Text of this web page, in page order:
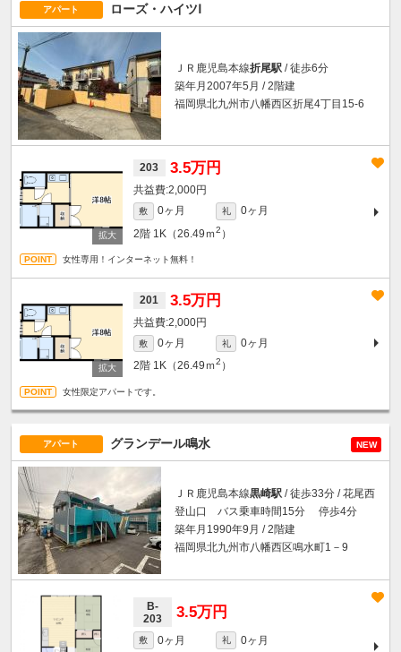
アパート ローズ・ハイツⅠ
ＪＲ鹿児島本線折尾駅 / 徒歩6分
築年月2007年5月 / 2階建
福岡県北九州市八幡西区折尾4丁目15-6
203 3.5万円
2,000円
敷 0ヶ月 礼
0ヶ月
2階 1K（26.49ｍ2 ）
女性専用！インターネット無料！
201 3.5万円
2,000円
敷 0ヶ月 礼
0ヶ月
2階 1K（26.49ｍ2 ）
女性限定アパートです。
アパート グランデール鳴水 NEW
ＪＲ鹿児島本線黒崎駅 / 徒歩33分 / 花尾西
登山口 バス乗車時間15分 停歩4分
築年月1990年9月 / 2階建
福岡県北九州市八幡西区鳴水町1－9
B-
203
3.5万円
敷 0ヶ月 礼
0ヶ月